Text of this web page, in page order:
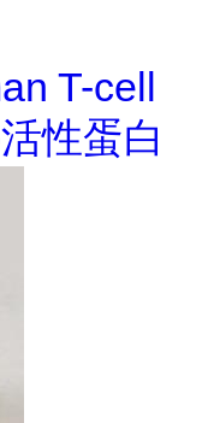
T-cell
性蛋白